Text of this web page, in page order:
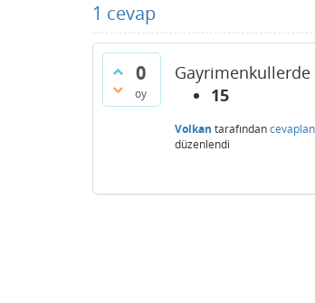
1 cevap
0
oy
15
Volkan tarafından
düzenlendi